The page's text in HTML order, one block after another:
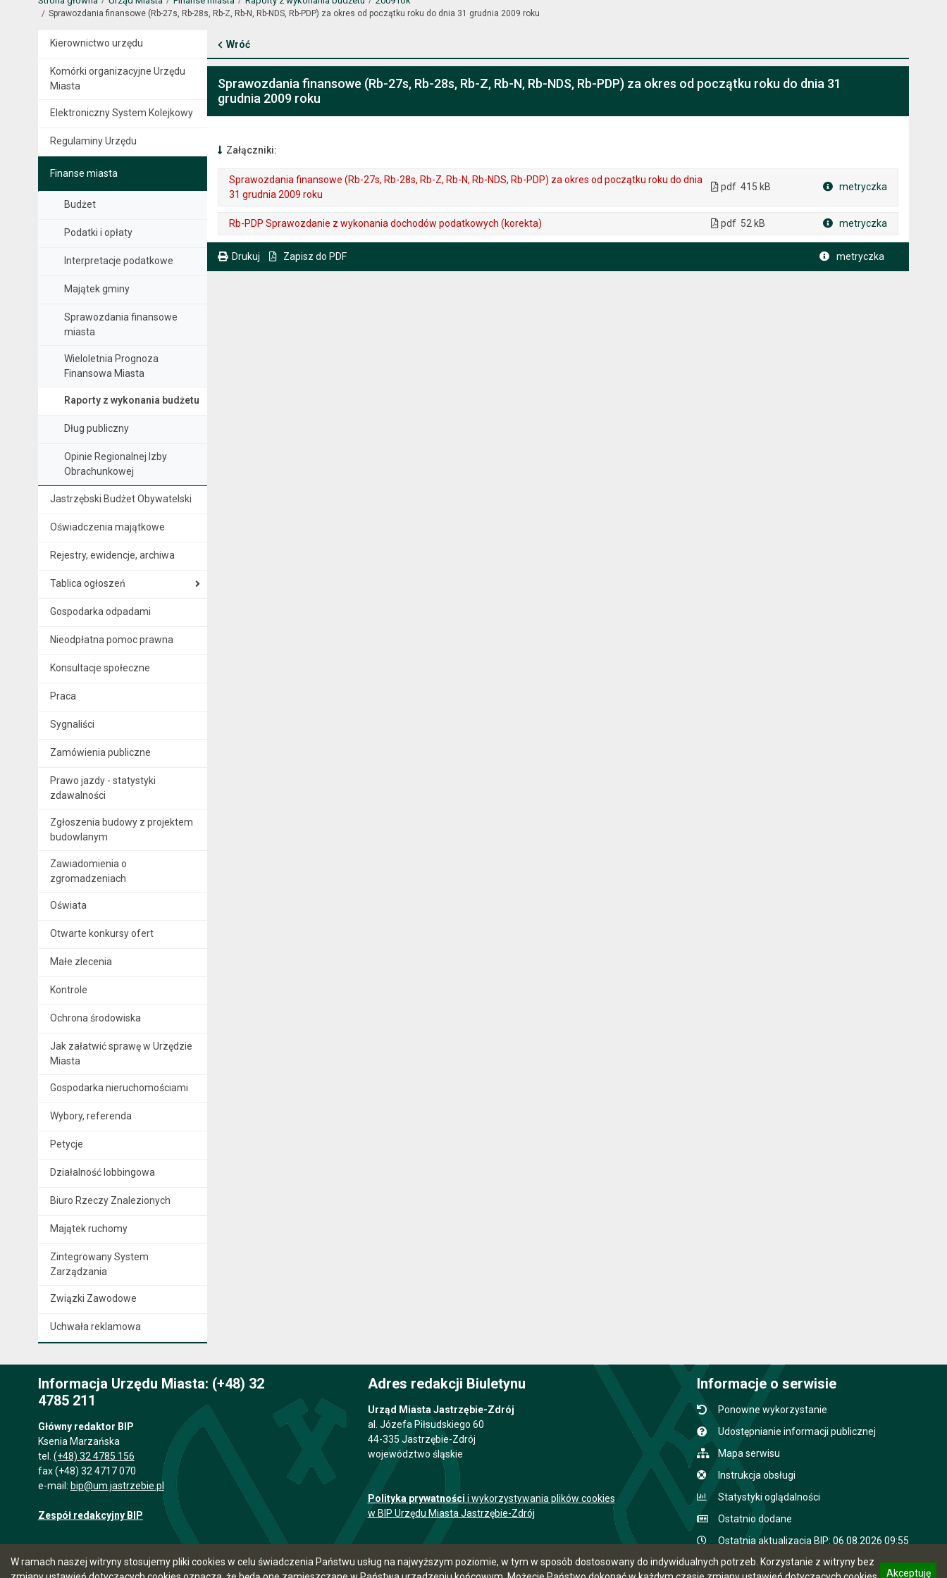
W ramach naszej witryny stosujemy pliki cookies w celu świadczenia Państwu usług na najwyższym poziomie, w tym w sposób dostosowany do indywidualnych potrzeb. Korzystanie z witryny bez
Akceptuję
Sprawozdania finansowe (Rb-27s, Rb-28s, Rb-Z, Rb-N, Rb-NDS, Rb-PDP) za okres od początku roku do dnia 31 grudnia 2009 roku
Kierownictwo urzędu
Komórki organizacyjne Urzędu
Miasta
Elektroniczny System Kolejkowy
Regulaminy Urzędu
Finanse miasta
Budżet
Podatki i opłaty
Interpretacje podatkowe
Majątek gminy
Sprawozdania finansowe
miasta
Wieloletnia Prognoza
Finansowa Miasta
Raporty z wykonania budżetu
Dług publiczny
Opinie Regionalnej Izby
Obrachunkowej
Jastrzębski Budżet Obywatelski
Oświadczenia majątkowe
Rejestry, ewidencje, archiwa
Tablica ogłoszeń
Gospodarka odpadami
Nieodpłatna pomoc prawna
Konsultacje społeczne
Praca
Sygnaliści
Zamówienia publiczne
Prawo jazdy - statystyki
zdawalności
Zgłoszenia budowy z projektem
budowlanym
Zawiadomienia o
zgromadzeniach
Oświata
Otwarte konkursy ofert
Małe zlecenia
Kontrole
Ochrona środowiska
Jak załatwić sprawę w Urzędzie
Miasta
Gospodarka nieruchomościami
Wybory, referenda
Petycje
Działalność lobbingowa
Biuro Rzeczy Znalezionych
Majątek ruchomy
Zintegrowany System
Zarządzania
Związki Zawodowe
Uchwała reklamowa
Wróć
Sprawozdania finansowe (Rb-27s, Rb-28s, Rb-Z, Rb-N, Rb-NDS, Rb-PDP) za okres od początku roku do dnia 31
grudnia 2009 roku
Załączniki:
Sprawozdania finansowe (Rb-27s, Rb-28s, Rb-Z, Rb-N, Rb-NDS, Rb-PDP) za okres od początku roku do dnia
31 grudnia 2009 roku
pdf 415 kB metryczka
Rb-PDP Sprawozdanie z wykonania dochodów podatkowych (korekta) pdf 52 kB metryczka
Drukuj Zapisz do PDF metryczka
Informacja Urzędu Miasta: (+48) 32
4785 211
Główny redaktor BIP
Ksenia Marzańska
tel. (+48) 32 4785 156
fax (+48) 32 4717 070
e-mail: bip@um.jastrzebie.pl
Zespół redakcyjny BIP
Adres redakcji Biuletynu
Urząd Miasta Jastrzębie-Zdrój
al. Józefa Piłsudskiego 60
44-335 Jastrzębie-Zdrój
województwo śląskie
Polityka prywatności i wykorzystywania plików cookies
w BIP Urzędu Miasta Jastrzębie-Zdrój
Informacje o serwisie
Ponowne wykorzystanie
Udostępnianie informacji publicznej
Mapa serwisu
Instrukcja obsługi
Statystyki oglądalności
Ostatnio dodane
Ostatnia aktualizacja BIP: 06.08.2026 09:55